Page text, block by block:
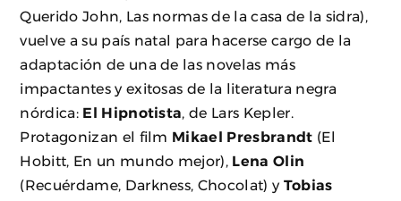
Querido John, Las normas de la casa de la sidra),
vuelve a su país natal para hacerse cargo de la
adaptación de una de las novelas más
impactantes y exitosas de la literatura negra
nórdica: El Hipnotista , de Lars Kepler.
Protagonizan el film Mikael Presbrandt (El
Hobitt, En un mundo mejor), Lena Olin
(Recuérdame, Darkness, Chocolat) y Tobias